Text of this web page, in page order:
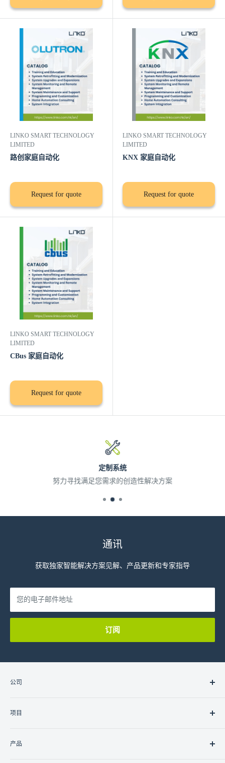
LINKO SMART TECHNOLOGY
LIMITED
路创家庭自动化
Request for quote
LINKO SMART TECHNOLOGY
LIMITED
KNX 家庭自动化
Request for quote
LINKO SMART TECHNOLOGY
LIMITED
CBus 家庭自动化
Request for quote
定制系统
努力寻找满足您需求的创造性解决方案
通讯
获取独家智能解决方案见解、产品更新和专家指导
您的电子邮件地址
订阅
公司
联系我们
项目
商业的
产品